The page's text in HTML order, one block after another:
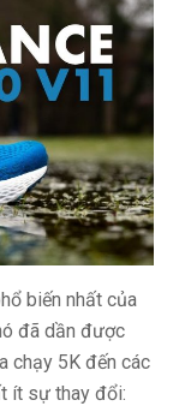
biến nhất của
đã dần được
chạy 5K đến các
ít sự thay đổi: